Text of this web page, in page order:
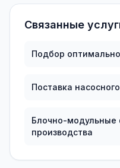
Связанные
Подбор
Поставка
Блочно-модульные
производства